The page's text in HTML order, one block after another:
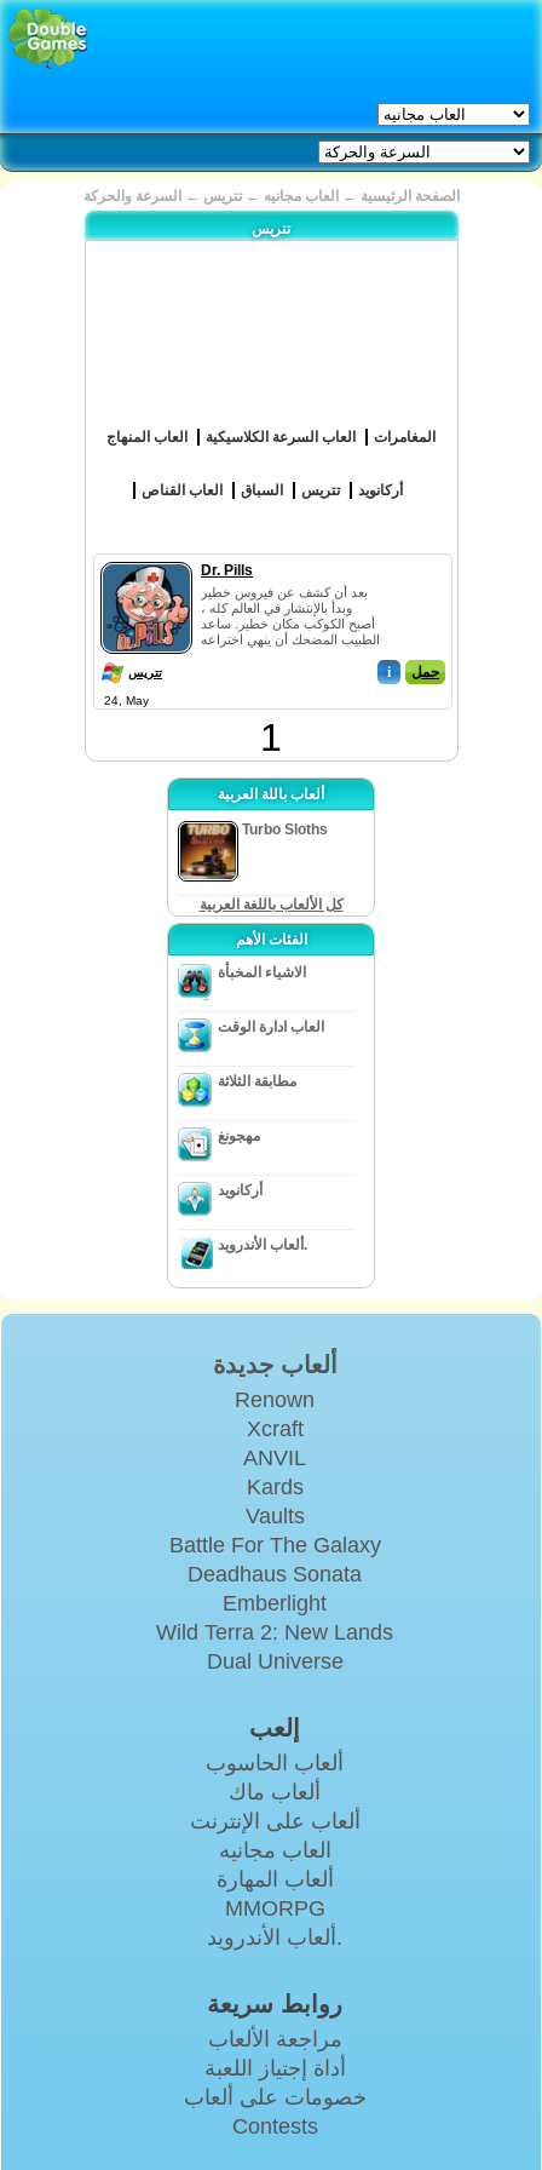
الصفحة الرئيسية ← العاب مجانيه ←تتريس ←
السرعة والحركة
تتريس
العاب المنهاج العاب السرعة الكلاسيكية المغامرات
العاب القناص السباق تتريس أركانويد
Dr. Pills
بعد أن كشف عن فيروس خطير
وبدأ بالإنتشار في العالم كله ،
أصبح الكوكب مكان خطير. ساعد
الطبيب المضحك أن ينهي اختراعه
تتريس i حمل
24, May
1
ألعاب باللة العربية
Turbo Sloths
كل الألعاب باللغة العربية
الفئات الأهم
الاشياء المخبأة
العاب ادارة الوقت
مطابقة الثلاثة
مهجونغ
أركانويد
ألعاب الأندرويد.
ألعاب جديدة
Renown
Xcraft
ANVIL
Kards
Vaults
Battle For The Galaxy
Deadhaus Sonata
Emberlight
Wild Terra 2: New Lands
Dual Universe
إلعب
ألعاب الحاسوب
ألعاب ماك
ألعاب على الإنترنت
العاب مجانيه
ألعاب المهارة
MMORPG
ألعاب الأندرويد.
روابط سريعة
مراجعة الألعاب
أداة إجتياز اللعبة
خصومات على ألعاب
Contests